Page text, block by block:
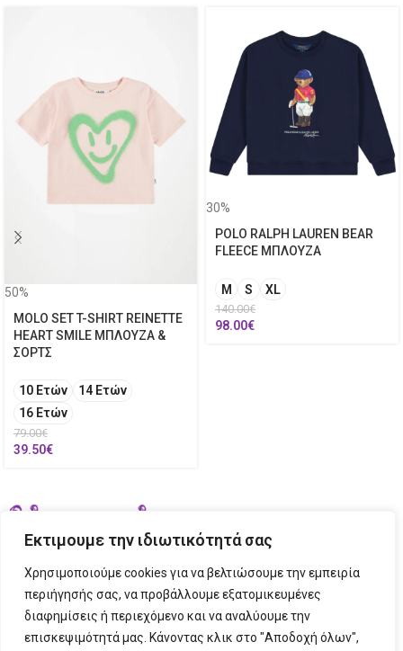
Εκτιμουμε την ιδιωτικότητά σας
Χρησιμοποιούμε cookies για να βελτιώσουμε την εμπειρία
περιήγησής σας, να προβάλλουμε εξατομικευμένες
διαφημίσεις ή περιεχόμενο και να αναλύουμε την
επισκεψιμότητά μας. Κάνοντας κλικ στο "Αποδοχή όλων",
50%
MOLO SET T-SHIRT REINETTE
HEART SMILE ΜΠΛΟΥΖΑ &
ΣΟΡΤΣ
10 Ετών
14 Ετών
16 Ετών
79.00€
39.50€
30%
POLO RALPH LAUREN BEAR
FLEECE ΜΠΛΟΥΖΑ
M S XL
140.00€
98.00€
ΣΤΟΙΧΕΙΑ ΕΠΙΚΟΙΝΩΝΙΑΣ